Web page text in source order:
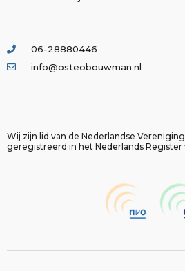
06-28880446
info@osteobouwman.nl
Wij zijn lid van de Nederlandse
geregistreerd in het Nederlands Register